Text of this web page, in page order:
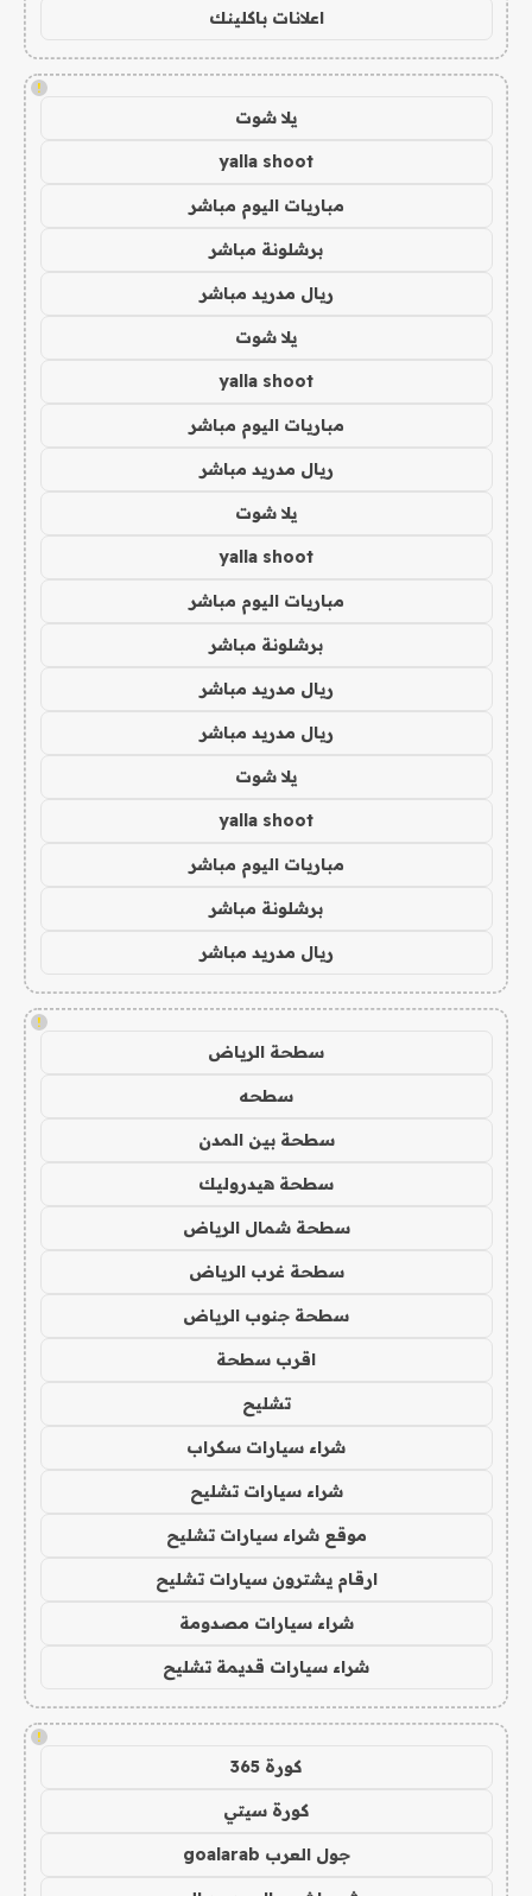
اعلانات باكلينك
!
يلا شوت
yalla shoot
مباريات اليوم مباشر
برشلونة مباشر
ريال مدريد مباشر
يلا شوت
yalla shoot
مباريات اليوم مباشر
ريال مدريد مباشر
يلا شوت
yalla shoot
مباريات اليوم مباشر
برشلونة مباشر
ريال مدريد مباشر
ريال مدريد مباشر
يلا شوت
yalla shoot
مباريات اليوم مباشر
برشلونة مباشر
ريال مدريد مباشر
!
سطحة الرياض
سطحه
سطحة بين المدن
سطحة هيدروليك
سطحة شمال الرياض
سطحة غرب الرياض
سطحة جنوب الرياض
اقرب سطحة
تشليح
شراء سيارات سكراب
شراء سيارات تشليح
موقع شراء سيارات تشليح
ارقام يشترون سيارات تشليح
شراء سيارات مصدومة
شراء سيارات قديمة تشليح
!
كورة 365
كورة سيتي
جول العرب goalarab